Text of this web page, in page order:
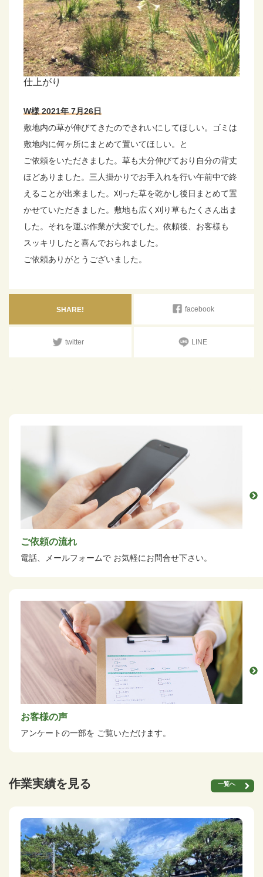
仕上がり
W様 2021年 7月26日
敷地内の草が伸びてきたのできれいにしてほしい。ゴミは
敷地内に何ヶ所にまとめて置いてほしい。と
ご依頼をいただきました。草も大分伸びており自分の背丈
ほどありました。三人掛かりでお手入れを行い午前中で終
えることが出来ました。刈った草を乾かし後日まとめて置
かせていただきました。敷地も広く刈り草もたくさん出ま
した。それを運ぶ作業が大変でした。依頼後、お客様も
スッキリしたと喜んでおられました。
ご依頼ありがとうございました。
SHARE! facebook
twitter LINE
ご依頼の流れ
電話、メールフォームで お気軽にお問合せ下さい。
お客様の声
アンケートの一部を ご覧いただけます。
作業実績を見る 一覧へ